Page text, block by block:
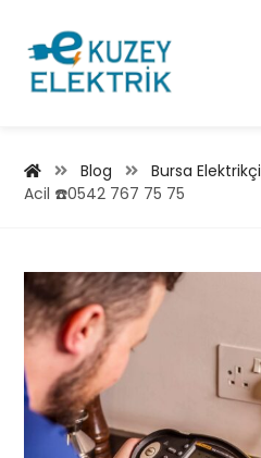
Blog Bursa Elektrikçi
Acil ☎️0542 767 75 75